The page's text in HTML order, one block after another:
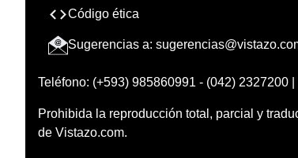
Código ética
Sugerencias a:
Teléfono: (+593) 985860991 - (042) 2327200
Prohibida la reproducción total, parcial y
de Vistazo.com.